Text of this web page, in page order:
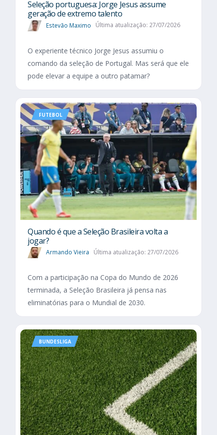
Seleção portuguesa: Jorge Jesus assume
geração de extremo talento
Estevão Maximo Última atualização: 27/07/2026
O experiente técnico Jorge Jesus assumiu o
comando da seleção de Portugal. Mas será que ele
pode elevar a equipe a outro patamar?
FUTEBOL
Quando é que a Seleção Brasileira volta a
jogar?
Armando Vieira Última atualização: 27/07/2026
Com a participação na Copa do Mundo de 2026
terminada, a Seleção Brasileira já pensa nas
eliminatórias para o Mundial de 2030.
BUNDESLIGA